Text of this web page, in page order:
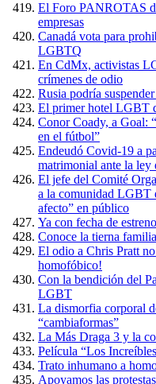
El Foro PANROTAS
empresas
Canadá vota para
LGBTQ
En CdMx, activistas
crímenes de odio
Rusia podría
El primer hotel LGBT
Conor Coady, a Goal:
en el fútbol”
Endeudó Covid-19 a
matrimonial ante la ley
El jefe del Comité
a la comunidad LGBT
afecto” en público
Ya con fecha de
Conoce la tierna
El odio a Chris Pratt
homofóbico!
Con la bendición del
LGBT
La dismorfia corporal
“cambiaformas”
La Más Draga 3 y la
Película “Los
Trato inhumano a
Apoyamos las